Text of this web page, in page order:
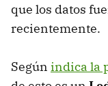
que los datos
recientemente.
Según indica la